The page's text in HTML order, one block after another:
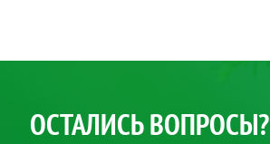
ОСТАЛИСЬ ВОПРОСЫ?